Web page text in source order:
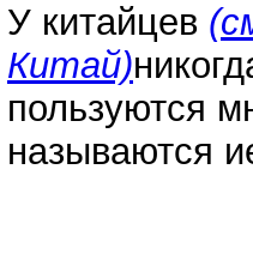
У китайцев
Китай)
пользуются
называются